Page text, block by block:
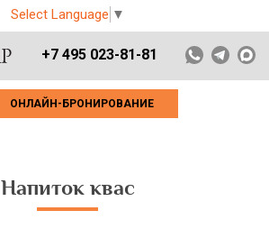
Select Language ▼
+7 495 023-81-81
ОНЛАЙН-БРОНИРОВАНИЕ
Напиток квас